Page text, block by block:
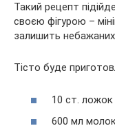
Такий рецепт
своєю фігурою –
залишить небажаних
Тісто буде
10 ст.
600 мл